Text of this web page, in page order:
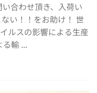
合わせ頂き、入荷い
い！！をお助け！ 世
ルスの影響による生産
輸 ...